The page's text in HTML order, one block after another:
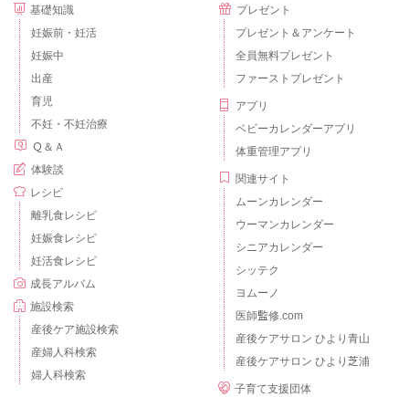
基礎知識
妊娠前・妊活
妊娠中
出産
育児
不妊・不妊治療
Ｑ＆Ａ
体験談
レシピ
離乳食レシピ
妊娠食レシピ
妊活食レシピ
成長アルバム
施設検索
産後ケア施設検索
産婦人科検索
婦人科検索
プレゼント
プレゼント＆アンケート
全員無料プレゼント
ファーストプレゼント
アプリ
ベビーカレンダーアプリ
体重管理アプリ
関連サイト
ムーンカレンダー
ウーマンカレンダー
シニアカレンダー
シッテク
ヨムーノ
医師監修.com
産後ケアサロン ひより青山
産後ケアサロン ひより芝浦
子育て支援団体